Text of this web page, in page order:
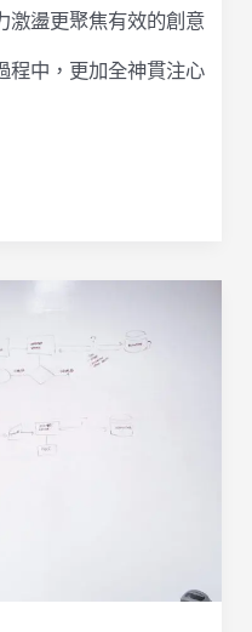
激盪更聚焦有效的創意
程中，更加全神貫注心